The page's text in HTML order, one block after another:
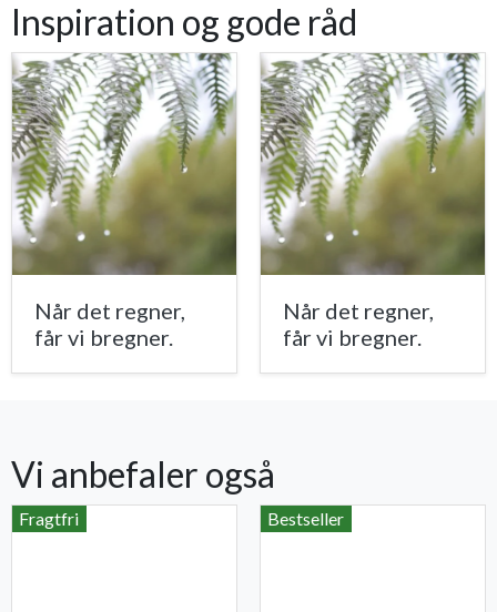
Inspiration og gode råd
Når det regner,
får vi bregner.
Når det regner,
får vi bregner.
Vi anbefaler også
Fragtfri Bestseller